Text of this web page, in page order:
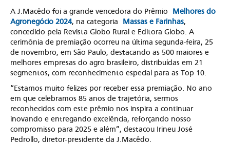
A J.Macêdo foi a grande vencedora do Prêmio Melhores do
Agronegócio 2024, na categoria Massas e Farinhas,
concedido pela Revista Globo Rural e Editora Globo. A
cerimônia de premiação ocorreu na última segunda-feira, 25
de novembro, em São Paulo, destacando as 500 maiores e
melhores empresas do agro brasileiro, distribuídas em 21
segmentos, com reconhecimento especial para as Top 10.
“Estamos muito felizes por receber essa premiação. No ano
em que celebramos 85 anos de trajetória, sermos
reconhecidos com este prêmio nos inspira a continuar
inovando e entregando excelência, reforçando nosso
compromisso para 2025 e além”, destacou Irineu José
Pedrollo, diretor-presidente da J.Macêdo.